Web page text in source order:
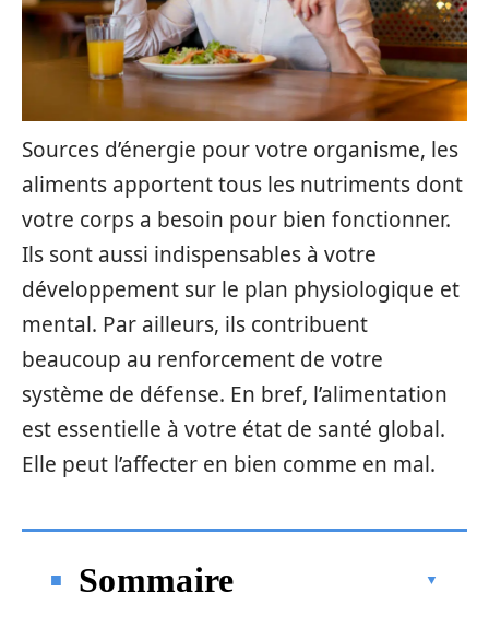
Sources d’énergie pour votre organisme, les
aliments apportent tous les nutriments dont
votre corps a besoin pour bien fonctionner.
Ils sont aussi indispensables à votre
développement sur le plan physiologique et
mental. Par ailleurs, ils contribuent
beaucoup au renforcement de votre
système de défense. En bref, l’alimentation
est essentielle à votre état de santé global.
Elle peut l’affecter en bien comme en mal.
Sommaire